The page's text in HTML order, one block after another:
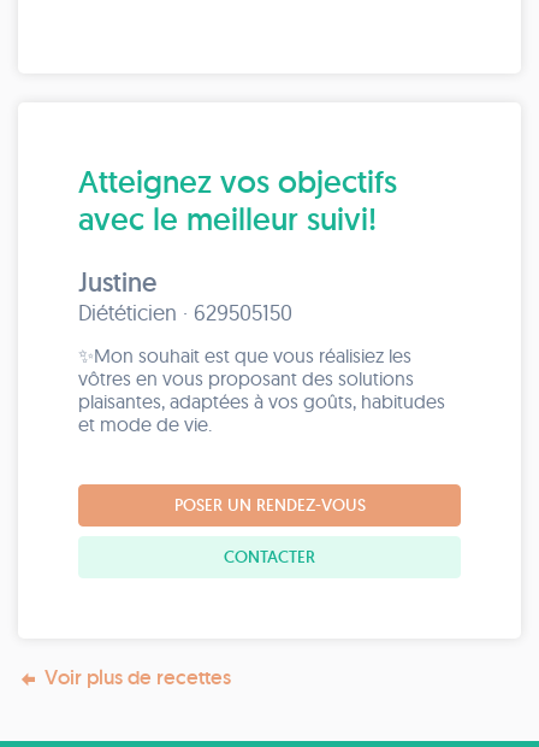
Atteignez vos objectifs
avec le meilleur suivi!
Justine
Diététicien · 629505150
✨Mon souhait est que vous réalisiez les
vôtres en vous proposant des solutions
plaisantes, adaptées à vos goûts, habitudes
et mode de vie.
POSER UN RENDEZ-VOUS
CONTACTER
Voir plus de recettes